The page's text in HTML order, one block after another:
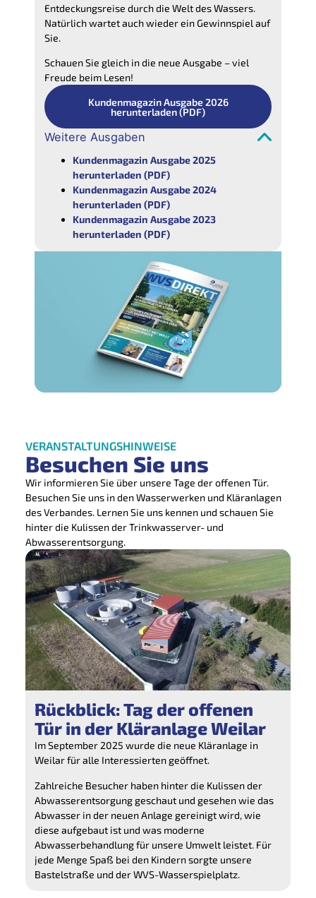
Entdeckungsreise durch die Welt des Wassers.
Natürlich wartet auch wieder ein Gewinnspiel auf
Sie.
Schauen Sie gleich in die neue Ausgabe – viel
Freude beim Lesen!
Kundenmagazin Ausgabe 2026
herunterladen (PDF)
Weitere Ausgaben
Kundenmagazin Ausgabe 2025
herunterladen (PDF)
Kundenmagazin Ausgabe 2024
herunterladen (PDF)
Kundenmagazin Ausgabe 2023
herunterladen (PDF)
VERANSTALTUNGSHINWEISE
Besuchen Sie uns
Wir informieren Sie über unsere Tage der offenen Tür.
Besuchen Sie uns in den Wasserwerken und Kläranlagen
des Verbandes. Lernen Sie uns kennen und schauen Sie
hinter die Kulissen der Trinkwasserver- und
Abwasserentsorgung.
Rückblick: Tag der offenen
Tür in der Kläranlage Weilar
ImSeptember 2025 wurde die neue Kläranlage in
Weilar für alle Interessierten geöffnet.
Zahlreiche Besucher haben hinter die Kulissen der
Abwasserentsorgung geschaut und gesehen wie das
Abwasser in der neuen Anlage gereinigt wird, wie
diese aufgebaut ist und was moderne
Abwasserbehandlung für unsere Umwelt leistet. Für
jede Menge Spaß bei den Kindern sorgte unsere
Bastelstraße und der WVS-Wasserspielplatz.